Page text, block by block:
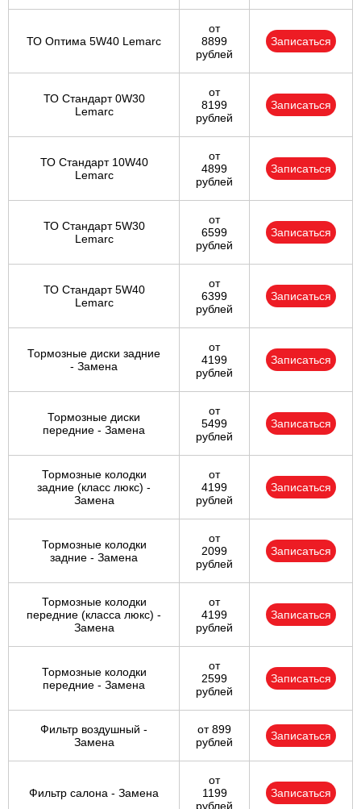
ТО Оптима 5W40 Lemarc
от
8899
рублей
Записаться
ТО Стандарт 0W30
Lemarc
от
8199
рублей
Записаться
ТО Стандарт 10W40
Lemarc
от
4899
рублей
Записаться
ТО Стандарт 5W30
Lemarc
от
6599
рублей
Записаться
ТО Стандарт 5W40
Lemarc
от
6399
рублей
Записаться
Тормозные диски задние
- Замена
от
4199
рублей
Записаться
Тормозные диски
передние - Замена
от
5499
рублей
Записаться
Тормозные колодки
задние (класс люкс) -
Замена
от
4199
рублей
Записаться
Тормозные колодки
задние - Замена
от
2099
рублей
Записаться
Тормозные колодки
передние (класса люкс) -
Замена
от
4199
рублей
Записаться
Тормозные колодки
передние - Замена
от
2599
рублей
Записаться
Фильтр воздушный -
Замена
от 899
рублей
Записаться
Фильтр салона - Замена
от
1199
рублей
Записаться